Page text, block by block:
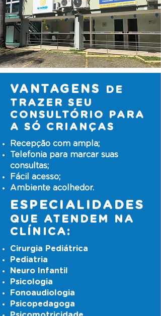
VANTAGENS
DE
TRAZER SEU
CONSULTÓRIO PARA
A SÓ CRIANÇAS
Recepção com ampla;
Telefonia para marcar suas
consultas;
Fácil acesso;
Ambiente acolhedor.
ESPECIALIDADES
QUE ATENDEM NA
CLÍNICA:
Cirurgia Pediátrica
Pediatria
Neuro Infantil
Psicologia
Fonoaudiologia
Psicopedagoga